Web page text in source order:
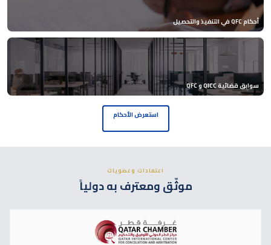
أحكام QFC في التنفيذ والتحصيل
سوابق قضائية QICC و QFC
استعرض الأحكام
اعتمادات وعضويات
موثّق ومعترف به دولياً